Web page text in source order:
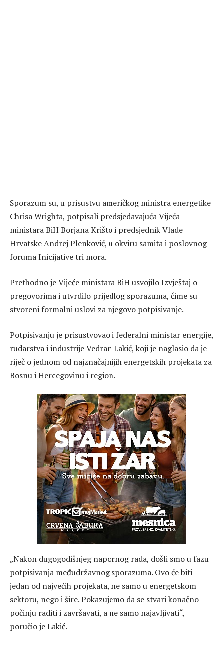
Sporazum su, u prisustvu američkog ministra energetike
Chrisa Wrighta, potpisali predsjedavajuća Vijeća
ministara BiH Borjana Krišto i predsjednik Vlade
Hrvatske Andrej Plenković, u okviru samita i poslovnog
foruma Inicijative tri mora.
Prethodno je Vijeće ministara BiH usvojilo Izvještaj o
pregovorima i utvrdilo prijedlog sporazuma, čime su
stvoreni formalni uslovi za njegovo potpisivanje.
Potpisivanju je prisustvovao i federalni ministar energije,
rudarstva i industrije Vedran Lakić, koji je naglasio da je
riječ o jednom od najznačajnijih energetskih projekata za
Bosnu i Hercegovinu i region.
„Nakon dugogodišnjeg napornog rada, došli smo u fazu
potpisivanja međudržavnog sporazuma. Ovo će biti
jedan od najvećih projekata, ne samo u energetskom
sektoru, nego i šire. Pokazujemo da se stvari konačno
počinju raditi i završavati, a ne samo najavljivati“,
poručio je Lakić.